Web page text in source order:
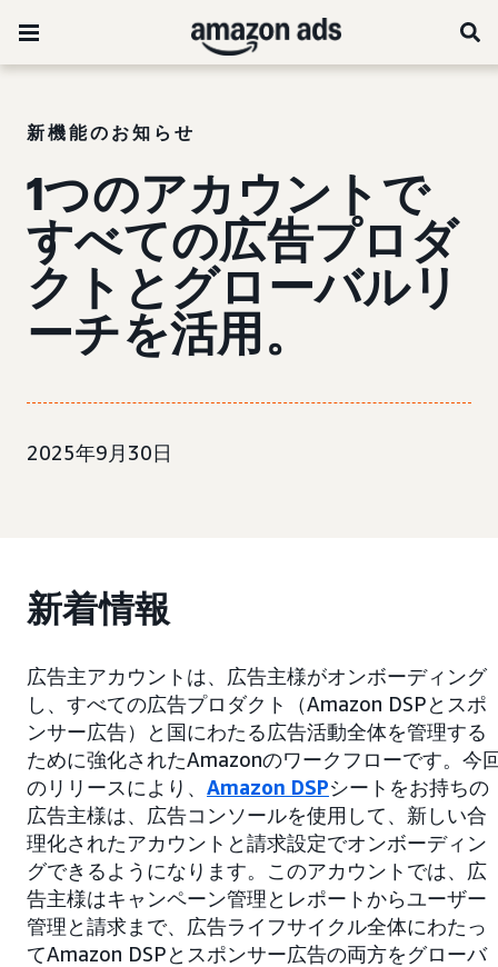
新機能のお知らせ
1つのアカウントで
すべての広告プロダ
クトとグローバルリ
ーチを活用。
2025年9月30日
新着情報
広告主アカウントは、広告主様がオンボーディング
し、すべての広告プロダクト（Amazon DSPとスポ
ンサー広告）と国にわたる広告活動全体を管理する
ために強化されたAmazonのワークフローです。今
のリリースにより、 Amazon DSPシートをお持ちの
広告主様は、広告コンソールを使用して、新しい合
理化されたアカウントと請求設定でオンボーディン
グできるようになります。このアカウントでは、広
告主様はキャンペーン管理とレポートからユーザー
管理と請求まで、広告ライフサイクル全体にわたっ
てAmazon DSPとスポンサー広告の両方をグローバ